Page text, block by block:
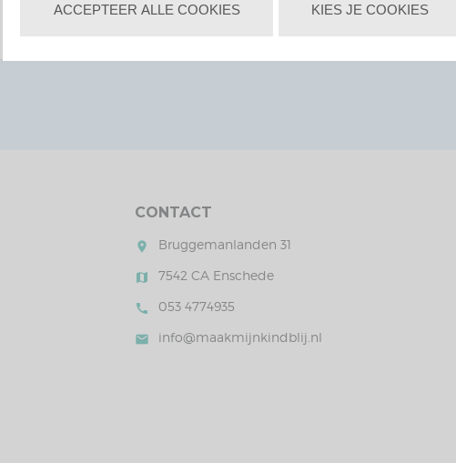
CONTACT
room Bruggemanlanden 31
map 7542 CA Enschede
call 053 4774935
mail info@maakmijnkindblij.nl
ACCEPTEER ALLE COOKIES KIES JE COOKIES